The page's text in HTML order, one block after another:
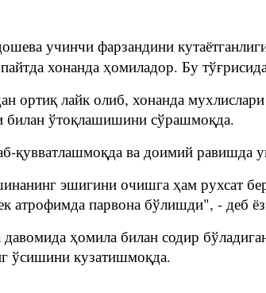
учинчи фарзандини
хонанда ҳомиладор. Бу
ортиқ лайк олиб, хонанда
билан ўтоқлашишини сўрашмоқда.
қувватлашмоқда ва доимий равишда
эшигини очишга ҳам рухсат
атрофимда парвона бўлишди", - деб
ҳомила билан содир
ўсишини кузатишмоқда.